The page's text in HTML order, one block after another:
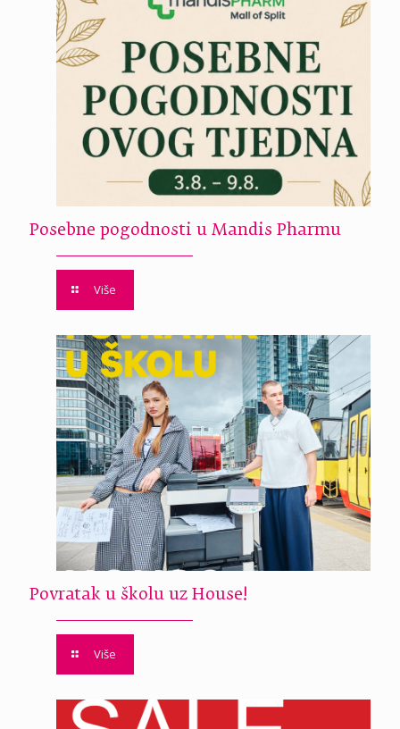
Posebne pogodnosti u Mandis Pharmu
Više
Povratak u školu uz House!
Više